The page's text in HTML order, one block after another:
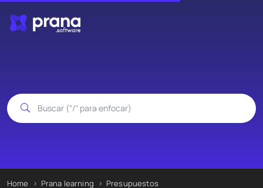
Home Prana learning
Presupuestos